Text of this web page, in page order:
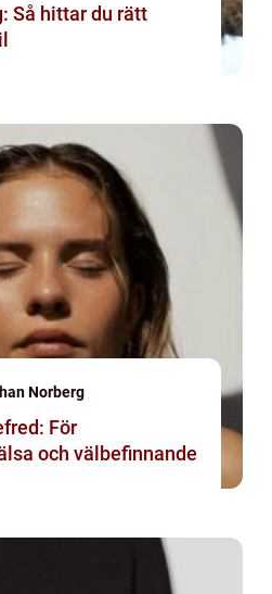
Så hittar du rätt
Norberg
För
och välbefinnande